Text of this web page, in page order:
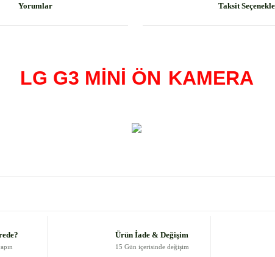
Yorumlar Taksit
LG G3 MİNİ ÖN KAMERA
Ürün İade & Değişim
15 Gün içerisinde değişim